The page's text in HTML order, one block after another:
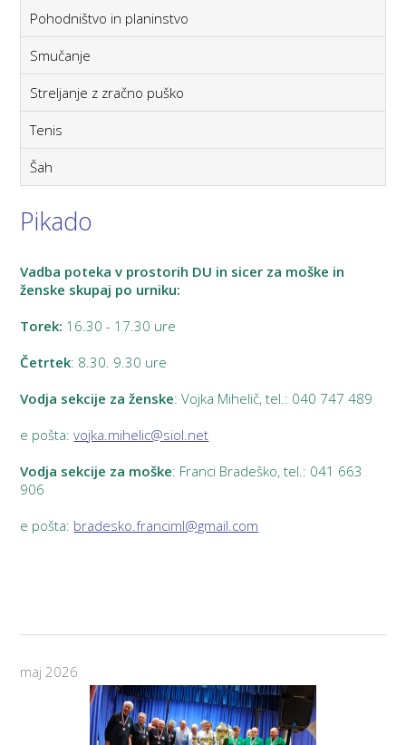
Pohodništvo in planinstvo
Smučanje
Streljanje z zračno puško
Tenis
Šah
Pikado
Vadba poteka v prostorih DU in sicer za moške in
ženske skupaj po urniku:
Torek: 16.30 - 17.30 ure
Četrtek: 8.30. 9.30 ure
Vodja sekcije za ženske: Vojka Mihelič, tel.: 040 747 489
e pošta:vojka.mihelic@siol.net
Vodja sekcije za moške: Franci Bradeško, tel.: 041 663
906
e pošta: bradesko.franciml@gmail.com
maj 2026